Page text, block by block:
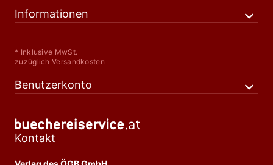
Informationen
* Inklusive MwSt.
zuzüglich Versandkosten
Benutzerkonto
Kontakt